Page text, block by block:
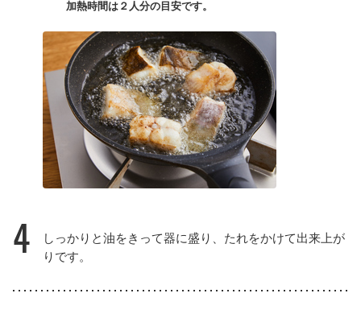
加熱時間は２人分の目安です。
4
しっかりと油をきって器に盛り、たれをかけて出来上が
りです。